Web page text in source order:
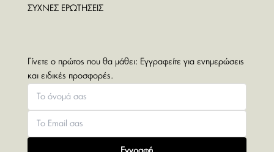
ΣΥΧΝΕΣ ΕΡΩΤΗΣΕΙΣ
Γίνετε ο πρώτος που θα μάθει: Εγγραφείτε για ενημερώσεις
και ειδικές προσφορές.